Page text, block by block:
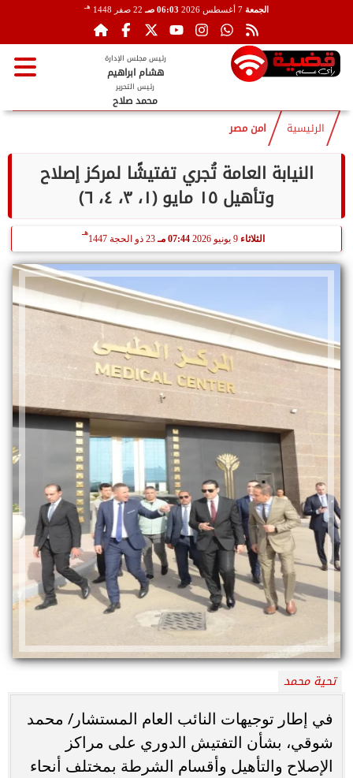
الجمعة 06:03 صـ 22 صفر 1448 هـ
رئيس مجلس الإدارة
هشام ابراهيم
رئيس التحرير
محمد صلاح
الرئيسية امن مصر
النيابة العامة تُجري تفتيشًا لمركز إصلاح
وتأهيل ١٥ مايو (١، ٣، ٤، ٦)
الثلاثاء 07:44 مـ 23 ذو الحجة 1447
هـ
تحية محمد
في إطار توجيهات النائب العام المستشار/ محمد
شوقي، بشأن التفتيش الدوري على مراكز
الإصلاح والتأهيل وأقسام الشرطة بمختلف أنحاء